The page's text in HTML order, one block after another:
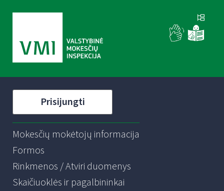
Prisijungti
Mokesčių mokėtojų informacija
Formos
Rinkmenos / Atviri duomenys
Skaičiuoklės ir pagalbininkai